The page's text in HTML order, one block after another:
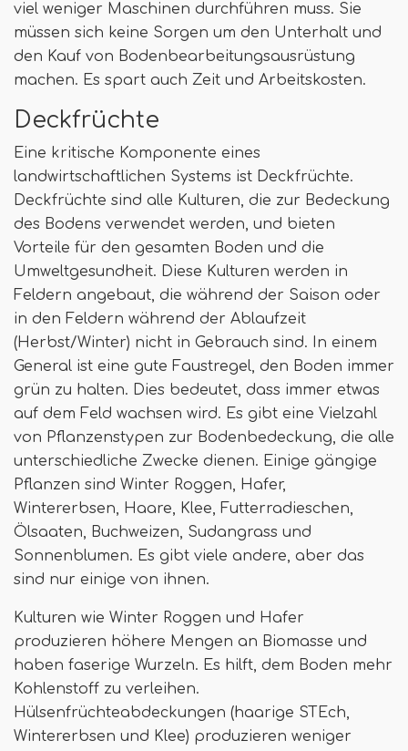
viel weniger Maschinen durchführen muss. Sie
müssen sich keine Sorgen um den Unterhalt und
den Kauf von Bodenbearbeitungsausrüstung
machen. Es spart auch Zeit und Arbeitskosten.
Deckfrüchte
Eine kritische Komponente eines
landwirtschaftlichen Systems ist Deckfrüchte.
Deckfrüchte sind alle Kulturen, die zur Bedeckung
des Bodens verwendet werden, und bieten
Vorteile für den gesamten Boden und die
Umweltgesundheit. Diese Kulturen werden in
Feldern angebaut, die während der Saison oder
in den Feldern während der Ablaufzeit
(Herbst/Winter) nicht in Gebrauch sind. In einem
General ist eine gute Faustregel, den Boden immer
grün zu halten. Dies bedeutet, dass immer etwas
auf dem Feld wachsen wird. Es gibt eine Vielzahl
von Pflanzenstypen zur Bodenbedeckung, die alle
unterschiedliche Zwecke dienen. Einige gängige
Pflanzen sind Winter Roggen, Hafer,
Wintererbsen, Haare, Klee, Futterradieschen,
Ölsaaten, Buchweizen, Sudangrass und
Sonnenblumen. Es gibt viele andere, aber das
sind nur einige von ihnen.
Kulturen wie Winter Roggen und Hafer
produzieren höhere Mengen an Biomasse und
haben faserige Wurzeln. Es hilft, dem Boden mehr
Kohlenstoff zu verleihen.
Hülsenfrüchteabdeckungen (haarige STEch,
Wintererbsen und Klee) produzieren weniger